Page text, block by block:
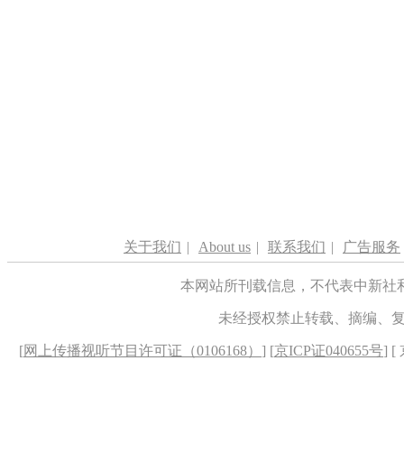
关于我们 | About us | 联系我们 | 广告服务
本网站所刊载信息，不代表中新
未经授权禁止转载、摘编、
[网上传播视听节目许可证（0106168） ] [京ICP证040655号] [